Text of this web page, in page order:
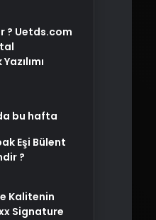
? Uetds.com
bu hafta
Eşi Bülent
?
Kalitenin
Signature